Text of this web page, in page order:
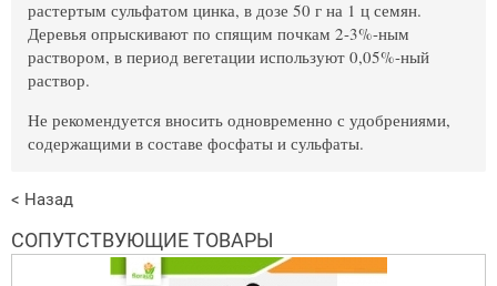
растертым сульфатом цинка, в дозе 50 г на 1 ц семян.
Деревья опрыскивают по спящим почкам 2-3%-ным
раствором, в период вегетации используют 0,05%-ный
раствор.
Не рекомендуется вносить одновременно с удобрениями,
содержащими в составе фосфаты и сульфаты.
< Назад
СОПУТСТВУЮЩИЕ ТОВАРЫ